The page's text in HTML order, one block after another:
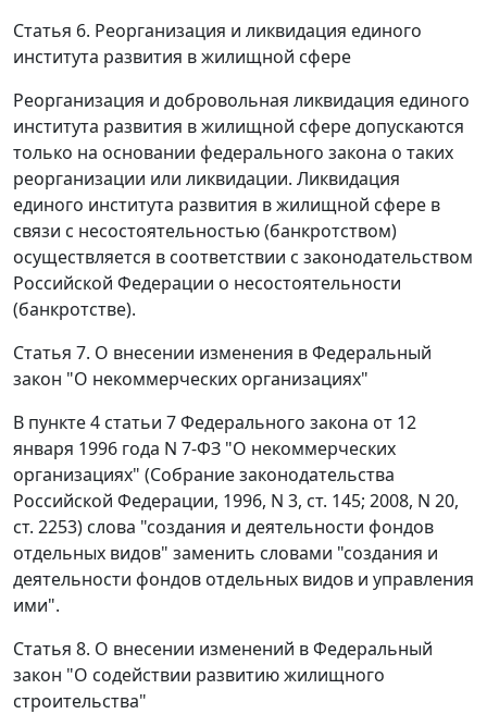
Статья 6. Реорганизация и ликвидация единого
института развития в жилищной сфере
Реорганизация и добровольная ликвидация единого
института развития в жилищной сфере допускаются
только на основании федерального закона о таких
реорганизации или ликвидации. Ликвидация
единого института развития в жилищной сфере в
связи с несостоятельностью (банкротством)
осуществляется в соответствии с законодательством
Российской Федерации о несостоятельности
(банкротстве).
Статья 7. О внесении изменения в Федеральный
закон "О некоммерческих организациях"
В пункте 4 статьи 7 Федерального закона от 12
января 1996 года N 7-ФЗ "О некоммерческих
организациях" (Собрание законодательства
Российской Федерации, 1996, N 3, ст. 145; 2008, N 20,
ст. 2253) слова "создания и деятельности фондов
отдельных видов" заменить словами "создания и
деятельности фондов отдельных видов и управления
ими".
Статья 8. О внесении изменений в Федеральный
закон "О содействии развитию жилищного
строительства"